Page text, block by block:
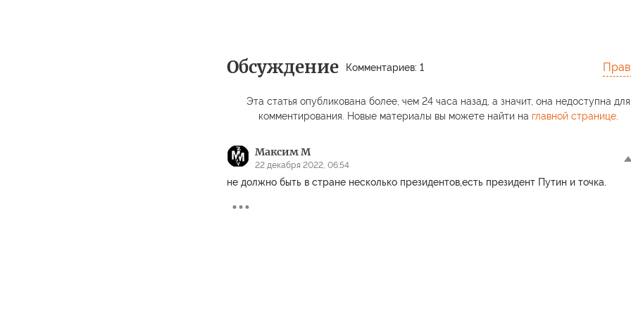
Обсуждение Комментариев: 1
Эта статья опубликована более, чем 24 часа назад, а значит, она недоступна для
комментирования. Новые материалы вы можете найти на главной странице.
Максим М
22 декабря 2022, 06:54
не должно быть в стране несколько президентов,есть президент Путин и точка.